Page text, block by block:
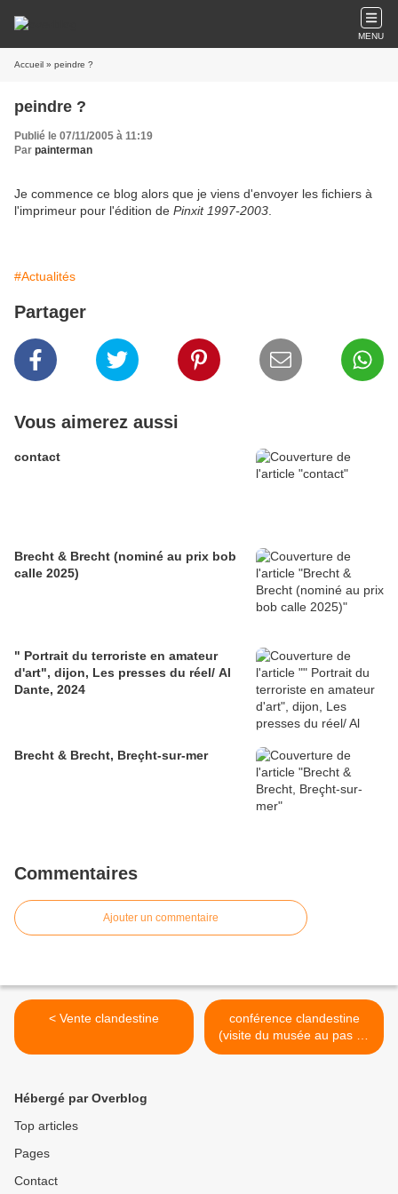
MENU
Accueil » peindre ?
peindre ?
Publié le 07/11/2005 à 11:19
Par painterman
Je commence ce blog alors que je viens d'envoyer les fichiers à
l'imprimeur pour l'édition de Pinxit 1997-2003
#Actualités
Partager
Vous aimerez aussi
contact
Brecht & Brecht (nominé au prix bob
calle 2025)
" Portrait du terroriste en amateur
d'art", dijon, Les presses du réel/ Al
Dante, 2024
Brecht & Brecht, Breçht-sur-mer
Commentaires
Ajouter un commentaire
< Vente clandestine
conférence clandestine
(visite du musée au pas de
course) >
Hébergé par Overblog
Top articles
Pages
Contact